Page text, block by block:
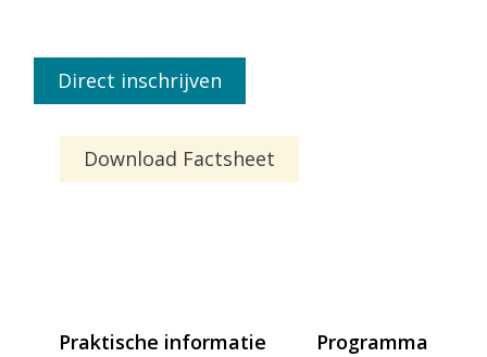
Direct inschrijven
Download Factsheet
Praktische informatie
Programma